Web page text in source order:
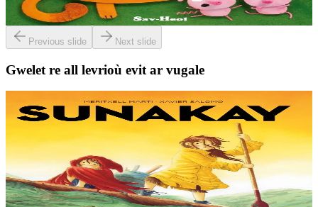
Er stok8,00 €
Previous slide Next slide
Gwelet re all levrioù evit ar vugale
TES
Sunakay
Deuet eo ar mor da vezañ ur pezh lennad loustoni hep netra vev
ennañ ken. Div c’hoar zo o chom war un enez plastik, o klask bevañ
evel ma c’hallont, e-touez al lastez....